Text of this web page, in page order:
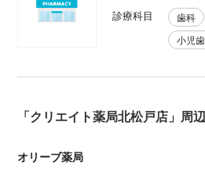
診療科目
歯科
小児
「クリエイト薬局北松戸店」周
オリーブ薬局